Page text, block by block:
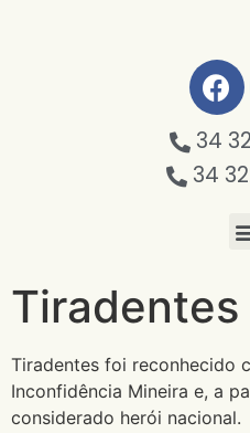
34
34
Tiradentes
Tiradentes foi reconhecido
Inconfidência Mineira e, a
considerado herói nacional.